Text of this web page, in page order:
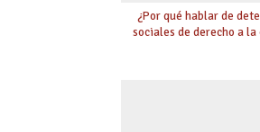
¿Por qué hablar de
sociales de derecho a la